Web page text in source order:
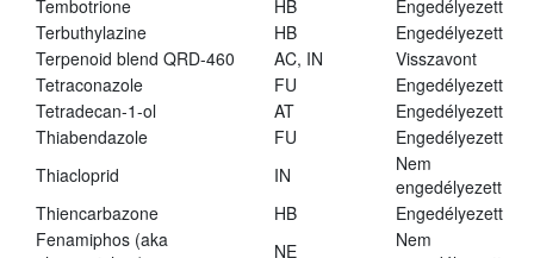
Tembotrione
HB
Engedélyezett
Terbuthylazine
HB
Engedélyezett
Terpenoid blend QRD-460
AC, IN
Visszavont
Tetraconazole
FU
Engedélyezett
Tetradecan-1-ol
AT
Engedélyezett
Thiabendazole
FU
Engedélyezett
Thiacloprid
IN
Nem
engedélyezett
Thiencarbazone
HB
Engedélyezett
Fenamiphos (aka
NE
Nem